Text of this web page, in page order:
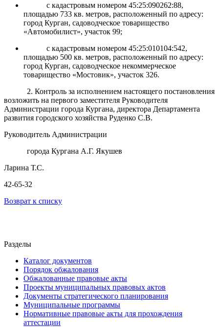
с кадастровым номером 45:25:090262:88,
площадью 733 кв. метров, расположенный по адресу:
город Курган, садоводческое товарищество
«Автомобилист», участок 99;
с кадастровым номером 45:25:010104:542,
площадью 500 кв. метров, расположенный по адресу:
город Курган, садоводческое некоммерческое
товарищество «Мостовик», участок 326.
2. Контроль за исполнением настоящего постановления
возложить на первого заместителя Руководителя
Администрации города Кургана, директора Департамента
развития городского хозяйства Руденко С.В.
Руководитель Администрации
города Кургана А.Г. Якушев
Ларина Т.С.
42-65-32
Возврат к списку
Разделы
Каталог документов
Порядок обжалования
Обжалованные правовые акты
Проекты муниципальных правовых актов
Документы стратегического планирования
Муниципальные программы
Нормативные правовые акты для прохождения
аттестации